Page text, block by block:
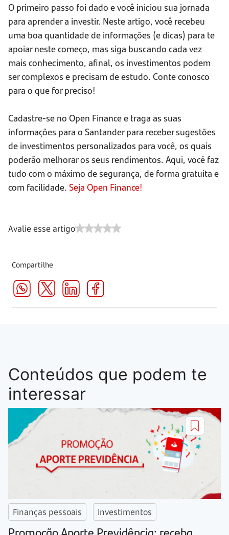
O primeiro passo foi dado e você iniciou sua jornada
para aprender a investir. Neste artigo, você recebeu
uma boa quantidade de informações (e dicas) para te
apoiar neste começo, mas siga buscando cada vez
mais conhecimento, afinal, os investimentos podem
ser complexos e precisam de estudo. Conte conosco
para o que for preciso!
Cadastre-se no Open Finance e traga as suas
informações para o Santander para receber sugestões
de investimentos personalizados para você, os quais
poderão melhorar os seus rendimentos. Aqui, você faz
tudo com o máximo de segurança, de forma gratuita e
com facilidade. Seja Open Finance!
Avalie esse artigo
Compartilhe
Conteúdos que podem te
interessar
Finanças pessoais Investimentos